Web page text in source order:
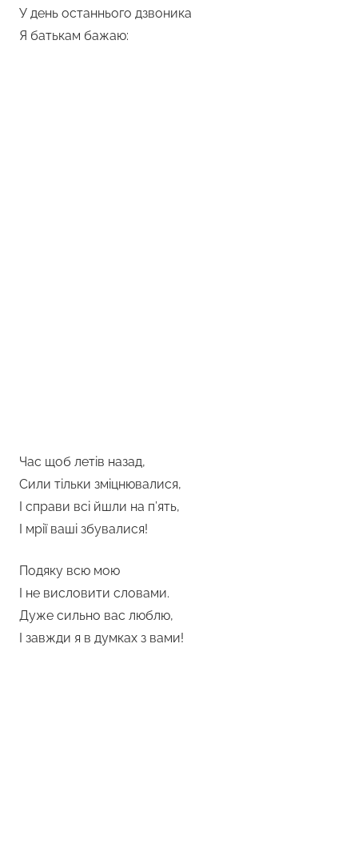
У день останнього дзвоника
Я батькам бажаю:
Час щоб летів назад,
Сили тільки зміцнювалися,
І справи всі йшли на п’ять,
І мрії ваші збувалися!
Подяку всю мою
І не висловити словами.
Дуже сильно вас люблю,
І завжди я в думках з вами!